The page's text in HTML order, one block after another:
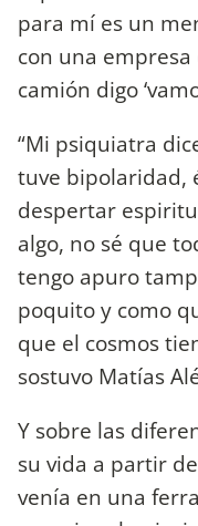
para mí es un
con una
camión digo
“Mi psiquiatra
tuve bipolaridad,
despertar
algo, no sé que
tengo apuro
poquito y como
que el cosmos
sostuvo Matías
Y sobre las
su vida a partir
venía en una